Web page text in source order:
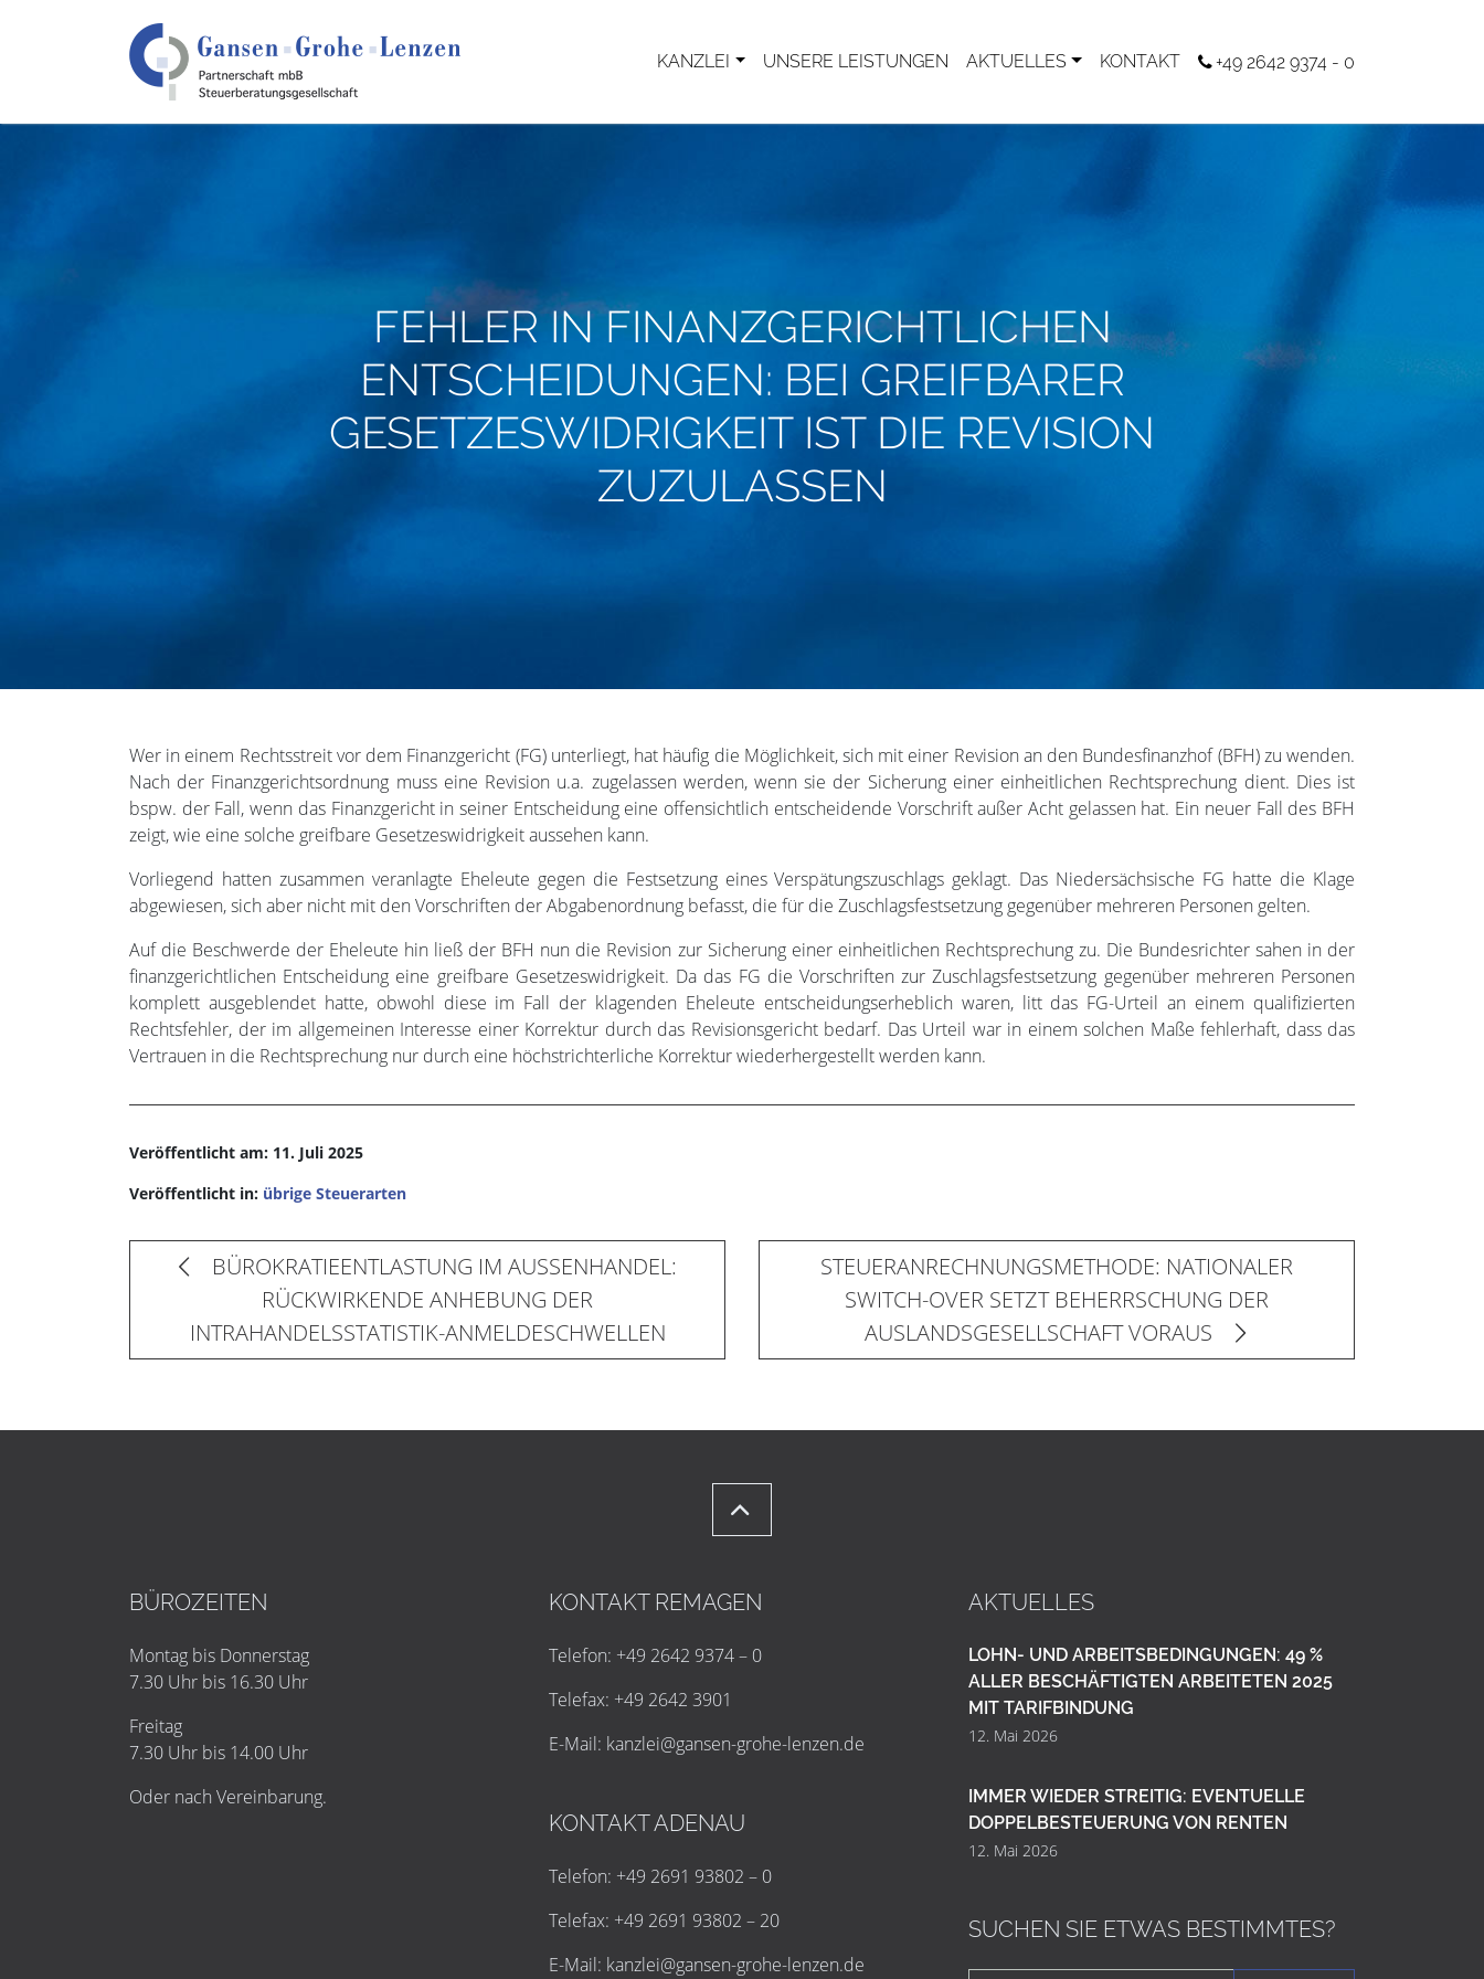
KANZLEI UNSERE LEISTUNGEN AKTUELLES KONTAKT +49 2642 9374 - 0
FEHLER IN FINANZGERICHTLICHEN
ENTSCHEIDUNGEN: BEI GREIFBARER
GESETZESWIDRIGKEIT IST DIE REVISION
ZUZULASSEN
Wer in einem Rechtsstreit vor dem Finanzgericht (FG) unterliegt, hat häufig die Möglichkeit, sich mit einer Revision an den Bundesfinanzhof (BFH) zu wenden.
Nach der Finanzgerichtsordnung muss eine Revision u.a. zugelassen werden, wenn sie der Sicherung einer einheitlichen Rechtsprechung dient. Dies ist
bspw. der Fall, wenn das Finanzgericht in seiner Entscheidung eine offensichtlich entscheidende Vorschrift außer Acht gelassen hat. Ein neuer Fall des BFH
zeigt, wie eine solche greifbare Gesetzeswidrigkeit aussehen kann.
Vorliegend hatten zusammen veranlagte Eheleute gegen die Festsetzung eines Verspätungszuschlags geklagt. Das Niedersächsische FG hatte die Klage
abgewiesen, sich aber nicht mit den Vorschriften der Abgabenordnung befasst, die für die Zuschlagsfestsetzung gegenüber mehreren Personen gelten.
Auf die Beschwerde der Eheleute hin ließ der BFH nun die Revision zur Sicherung einer einheitlichen Rechtsprechung zu. Die Bundesrichter sahen in der
finanzgerichtlichen Entscheidung eine greifbare Gesetzeswidrigkeit. Da das FG die Vorschriften zur Zuschlagsfestsetzung gegenüber mehreren Personen
komplett ausgeblendet hatte, obwohl diese im Fall der klagenden Eheleute entscheidungserheblich waren, litt das FG-Urteil an einem qualifizierten
Rechtsfehler, der im allgemeinen Interesse einer Korrektur durch das Revisionsgericht bedarf. Das Urteil war in einem solchen Maße fehlerhaft, dass das
Vertrauen in die Rechtsprechung nur durch eine höchstrichterliche Korrektur wiederhergestellt werden kann.
Veröffentlicht am: 11. Juli 2025
Veröffentlicht in: übrige Steuerarten
BÜROKRATIEENTLASTUNG IM AUSSENHANDEL:
RÜCKWIRKENDE ANHEBUNG DER
INTRAHANDELSSTATISTIK-ANMELDESCHWELLEN
STEUERANRECHNUNGSMETHODE: NATIONALER
SWITCH-OVER SETZT BEHERRSCHUNG DER
AUSLANDSGESELLSCHAFT VORAUS
BÜROZEITEN
Montag bis Donnerstag
7.30 Uhr bis 16.30 Uhr
Freitag
7.30 Uhr bis 14.00 Uhr
Oder nach Vereinbarung.
KONTAKT REMAGEN
Telefon: +49 2642 9374 – 0
Telefax: +49 2642 3901
E-Mail: kanzlei@gansen-grohe-lenzen.de
KONTAKT ADENAU
Telefon: +49 2691 93802 – 0
Telefax: +49 2691 93802 – 20
E-Mail: kanzlei@gansen-grohe-lenzen.de
AKTUELLES
LOHN- UND ARBEITSBEDINGUNGEN: 49 %
ALLER BESCHÄFTIGTEN ARBEITETEN 2025
MIT TARIFBINDUNG
12. Mai 2026
IMMER WIEDER STREITIG: EVENTUELLE
DOPPELBESTEUERUNG VON RENTEN
12. Mai 2026
SUCHEN SIE ETWAS BESTIMMTES?